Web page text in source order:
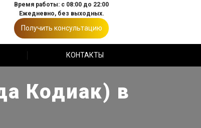
Время работы: с 08:00 до 22:00
Ежедневно, без выходных.
Получить консультацию
КОНТАКТЫ
Кодиак) в